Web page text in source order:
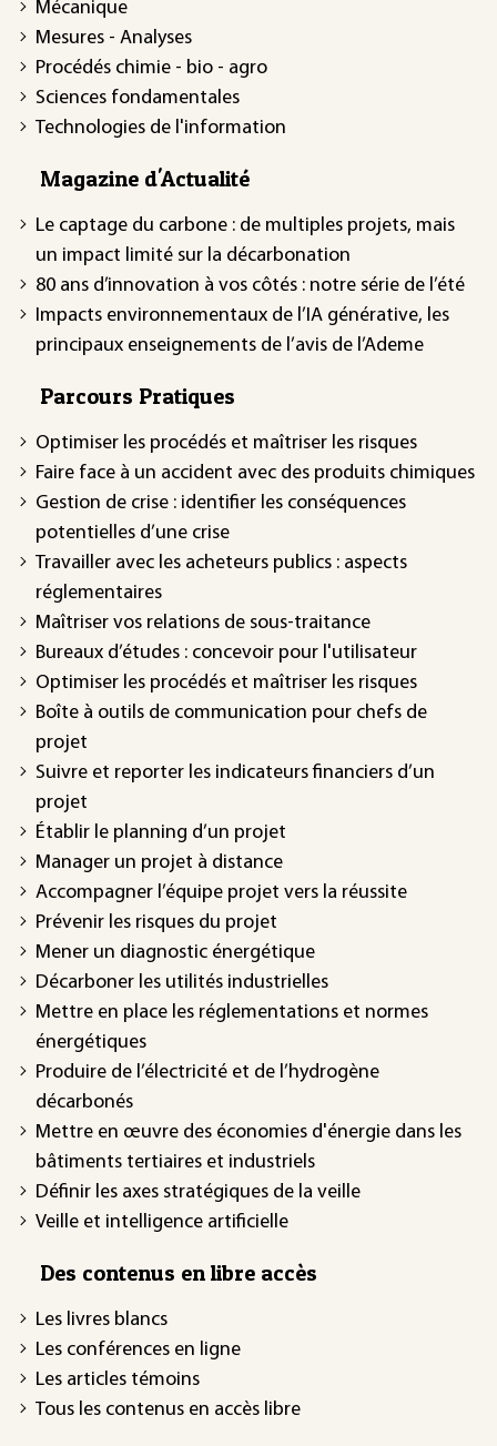
Mécanique
Mesures - Analyses
Procédés chimie - bio - agro
Sciences fondamentales
Technologies de l'information
Magazine d'Actualité
Le captage du carbone : de multiples projets, mais
un impact limité sur la décarbonation
80 ans d’innovation à vos côtés : notre série de l’été
Impacts environnementaux de l’IA générative, les
principaux enseignements de l’avis de l’Ademe
Parcours Pratiques
Optimiser les procédés et maîtriser les risques
Faire face à un accident avec des produits chimiques
Gestion de crise : identifier les conséquences
potentielles d’une crise
Travailler avec les acheteurs publics : aspects
réglementaires
Maîtriser vos relations de sous-traitance
Bureaux d’études : concevoir pour l'utilisateur
Optimiser les procédés et maîtriser les risques
Boîte à outils de communication pour chefs de
projet
Suivre et reporter les indicateurs financiers d’un
projet
Établir le planning d’un projet
Manager un projet à distance
Accompagner l’équipe projet vers la réussite
Prévenir les risques du projet
Mener un diagnostic énergétique
Décarboner les utilités industrielles
Mettre en place les réglementations et normes
énergétiques
Produire de l’électricité et de l’hydrogène
décarbonés
Mettre en œuvre des économies d'énergie dans les
bâtiments tertiaires et industriels
Définir les axes stratégiques de la veille
Veille et intelligence artificielle
Des contenus en libre accès
Les livres blancs
Les conférences en ligne
Les articles témoins
Tous les contenus en accès libre